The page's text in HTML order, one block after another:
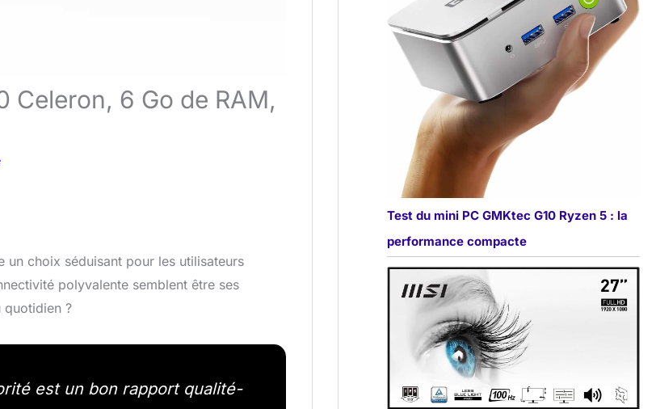
6 Go de RAM,
un choix séduisant pour les utilisateurs
polyvalente semblent être ses
quotidien ?
est un bon rapport qualité-
Test du mini PC GMKtec G10 Ryzen 5 : la
performance compacte